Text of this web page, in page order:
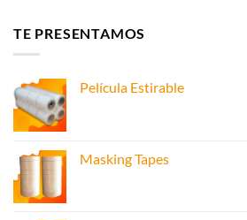
TE PRESENTAMOS
Película Estirable
Masking Tapes